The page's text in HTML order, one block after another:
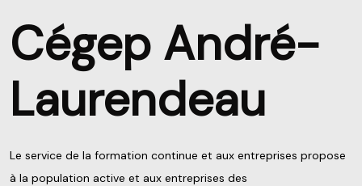
Cégep André-
Laurendeau
Le service de la formation continue et aux entreprises propose
à la population active et aux entreprises des